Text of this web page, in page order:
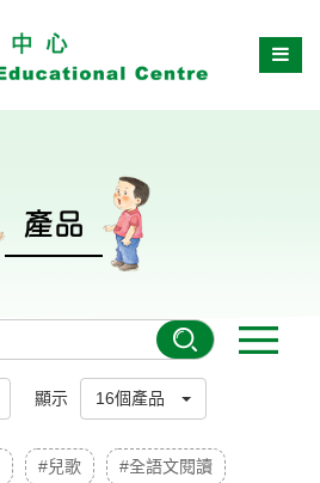
產品
顯示 16個產品
#兒歌 #全語文閱讀